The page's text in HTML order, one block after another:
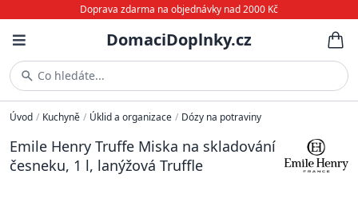
Doprava zdarma na objednávky nad 2000 Kč
DomaciDoplnky.cz
Co hledáte...
Úvod / Kuchyně / Úklid a organizace / Dózy na potraviny
Emile Henry Truffe Miska na skladování
česneku, 1 l, lanýžová Truffle